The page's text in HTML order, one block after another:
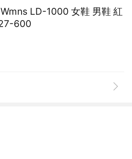
LD-1000 女鞋 男鞋 紅
600